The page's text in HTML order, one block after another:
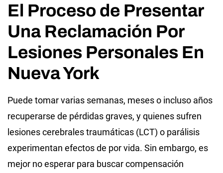
El Proceso de Presentar
Una Reclamación Por
Lesiones Personales En
Nueva York
Puede tomar varias semanas, meses o incluso años
recuperarse de pérdidas graves, y quienes sufren
lesiones cerebrales traumáticas (LCT) o parálisis
experimentan efectos de por vida. Sin embargo, es
mejor no esperar para buscar compensación